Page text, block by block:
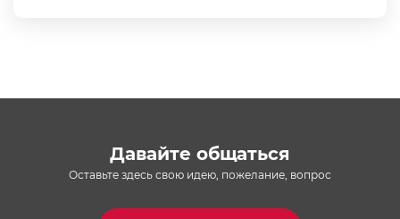
Давайте общаться
Оставьте здесь свою идею, пожелание, вопрос